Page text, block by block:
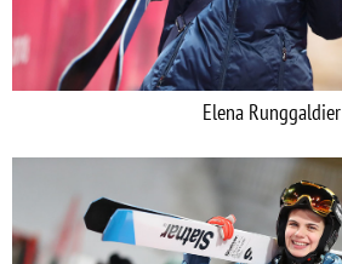
Elena Runggaldier